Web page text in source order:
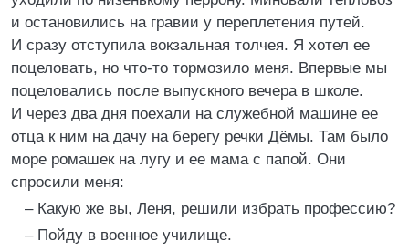
и остановились на гравии у переплетения путей.
И сразу отступила вокзальная толчея. Я хотел ее
поцеловать, но что-то тормозило меня. Впервые мы
поцеловались после выпускного вечера в школе.
И через два дня поехали на служебной машине ее
отца к ним на дачу на берегу речки Дёмы. Там было
море ромашек на лугу и ее мама с папой. Они
спросили меня:
– Какую же вы, Леня, решили избрать профессию?
– Пойду в военное училище.